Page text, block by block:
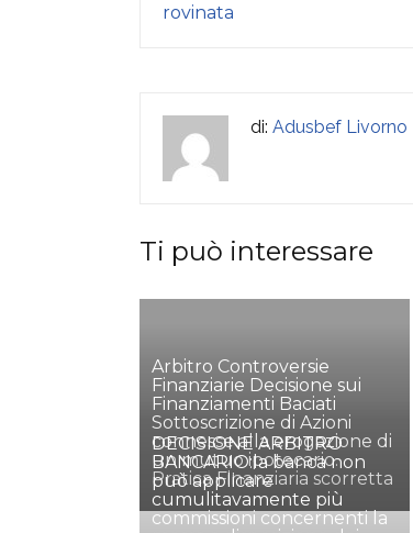
rovinata
di: Adusbef Livorno
Ti può interessare
Arbitro Controversie
Finanziarie Decisione sui
Finanziamenti Baciati
Sottoscrizione di Azioni
connesse alla erogazione di
un mutuo ipotecario.
Pratica Finanziaria scorretta
DECISIONE ARBITRO
BANCARIO:la banca non
può applicare
cumulitavamente più
commissioni concernenti la